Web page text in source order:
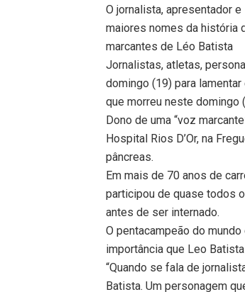
O jornalista, apresentador
maiores nomes da história
marcantes de Léo Batista
Jornalistas, atletas,
domingo (19) para
que morreu neste domingo
Dono de uma “voz
Hospital Rios D’Or, na
pâncreas.
Em mais de 70 anos de
participou de quase todos
antes de ser internado.
O pentacampeão do
importância que Leo
“Quando se fala de
Batista. Um personagem